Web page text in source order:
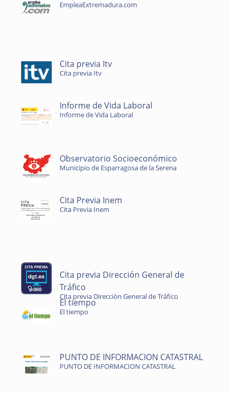
EmpleaExtremadura.com
Cita previa Itv
Cita previa Itv
Informe de Vida Laboral
Informe de Vida Laboral
Observatorio Socioeconómico
Municipio de Esparragosa de la Serena
Cita Previa Inem
Cita Previa Inem
Cita previa Dirección General de
Tráfico
Cita previa Dirección General de Tráfico
El tiempo
El tiempo
PUNTO DE INFORMACION CATASTRAL
PUNTO DE INFORMACION CATASTRAL